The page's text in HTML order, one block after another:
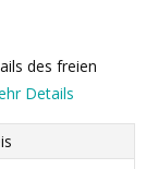
des freien
Details